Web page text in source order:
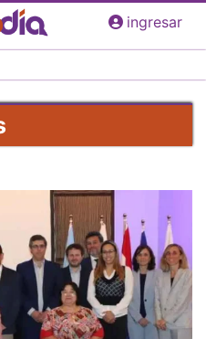
Pasar
al
principal
ingresar